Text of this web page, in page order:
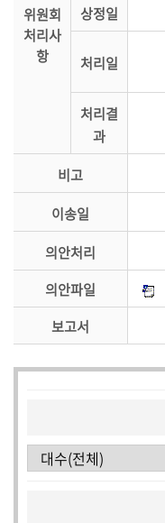
5
분
언
부
검
의
검
색
위원회
처리사
항
상정일
처리일
처리결
과
비고
이송일
의안처리
의안파일
보고서